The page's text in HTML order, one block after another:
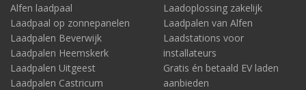
Alfen laadpaal
Laadpaal op zonnepanelen
Laadpalen Beverwijk
Laadpalen Heemskerk
Laadpalen Uitgeest
Laadpalen Castricum
Laadoplossing zakelijk
Laadpalen van Alfen
Laadstations voor
installateurs
Gratis én betaald EV laden
aanbieden